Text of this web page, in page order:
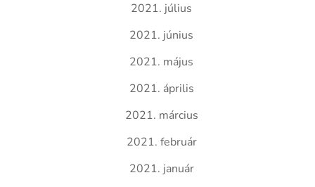
2021. július
2021. június
2021. május
2021. április
2021. március
2021. február
2021. január